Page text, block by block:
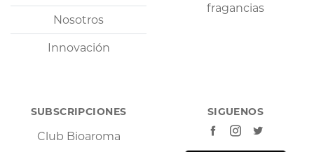
Nosotros
Innovación
fragancias
SUBSCRIPCIONES
Club Bioaroma
SIGUENOS